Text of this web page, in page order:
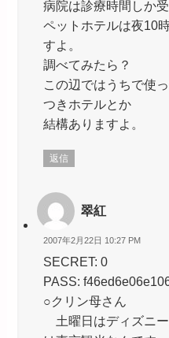
病院は診療時間しか
ペットホテルは夜10
すよ。
調べてみたら？
この辺ではうちで使
つきホテルとか
結構ありますよ。
返信
翠紅
2007年2月22日 10:27 PM
SECRET: 0
PASS:
○クリン母さん
土曜日はディズニ